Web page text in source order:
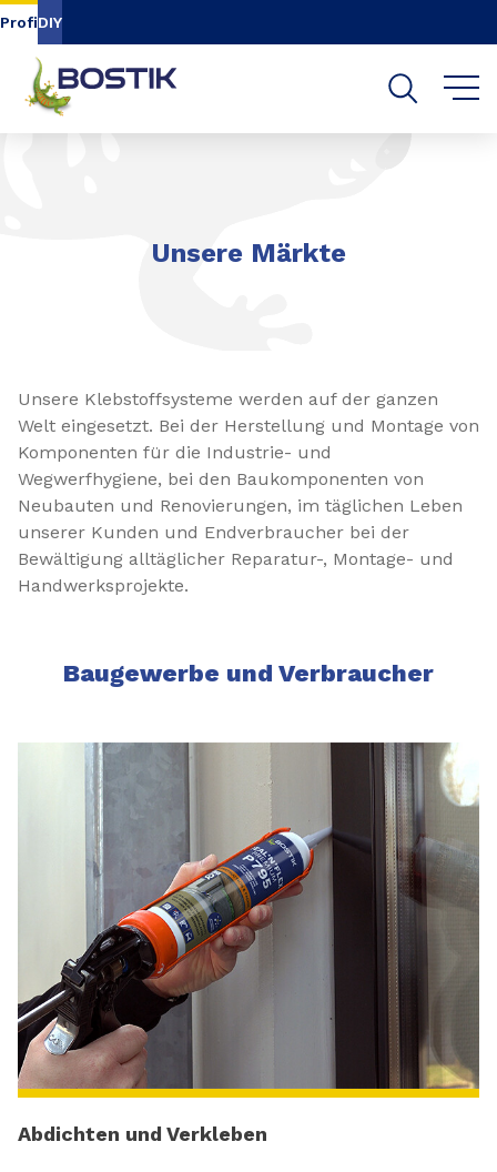
Inhalt
ProfiDIY
Unsere Märkte
Unsere Klebstoffsysteme werden auf der ganzen
Welt eingesetzt. Bei der Herstellung und Montage von
Komponenten für die Industrie- und
Wegwerfhygiene, bei den Baukomponenten von
Neubauten und Renovierungen, im täglichen Leben
unserer Kunden und Endverbraucher bei der
Bewältigung alltäglicher Reparatur-, Montage- und
Handwerksprojekte.
Baugewerbe und Verbraucher
Abdichten und Verkleben